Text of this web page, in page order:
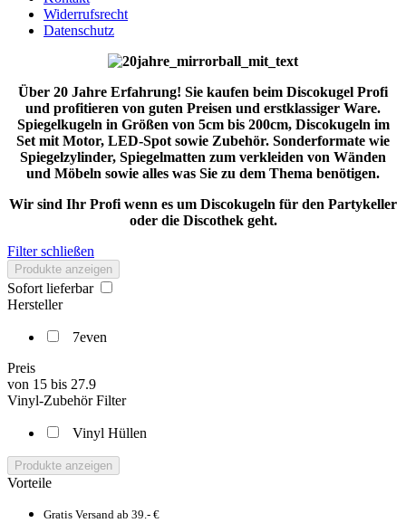
Widerrufsrecht
Datenschutz
Über 20 Jahre Erfahrung! Sie kaufen beim Discokugel Profi
und profitieren von guten Preisen und erstklassiger Ware.
Spiegelkugeln in Größen von 5cm bis 200cm, Discokugeln im
Set mit Motor, LED-Spot sowie Zubehör. Sonderformate wie
Spiegelzylinder, Spiegelmatten zum verkleiden von Wänden
und Möbeln sowie alles was Sie zu dem Thema benötigen.
Wir sind Ihr Profi wenn es um Discokugeln für den Partykeller
oder die Discothek geht.
Filter schließen
Produkte anzeigen
Sofort lieferbar
Hersteller
7even
Preis
von 15 bis 27.9
Vinyl-Zubehör Filter
Vinyl Hüllen
Produkte anzeigen
Vorteile
Gratis Versand ab 39.- €